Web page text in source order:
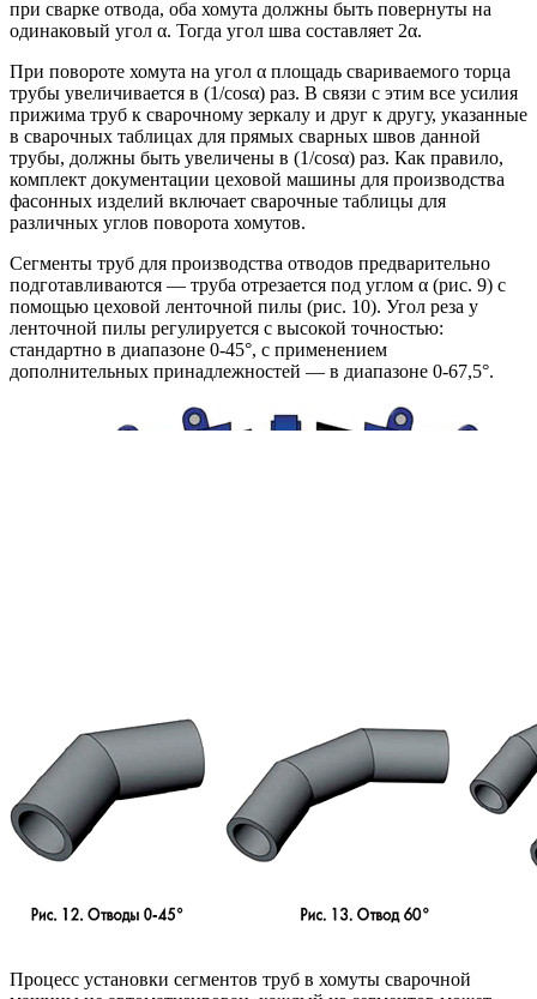
при сварке отвода, оба хомута должны быть повернуты на
одинаковый угол α. Тогда угол шва составляет 2α.
При повороте хомута на угол α площадь свариваемого торца
трубы увеличивается в (1/cosα) раз. В связи с этим все усилия
прижима труб к сварочному зеркалу и друг к другу, указанные
в сварочных таблицах для прямых сварных швов данной
трубы, должны быть увеличены в (1/cosα) раз. Как правило,
комплект документации цеховой машины для производства
фасонных изделий включает сварочные таблицы для
различных углов поворота хомутов.
Сегменты труб для производства отводов предварительно
подготавливаются — труба отрезается под углом α (рис. 9) с
помощью цеховой ленточной пилы (рис. 10). Угол реза у
ленточной пилы регулируется с высокой точностью:
стандартно в диапазоне 0-45°, с применением
дополнительных принадлежностей — в диапазоне 0-67,5°.
Процесс установки сегментов труб в хомуты сварочной